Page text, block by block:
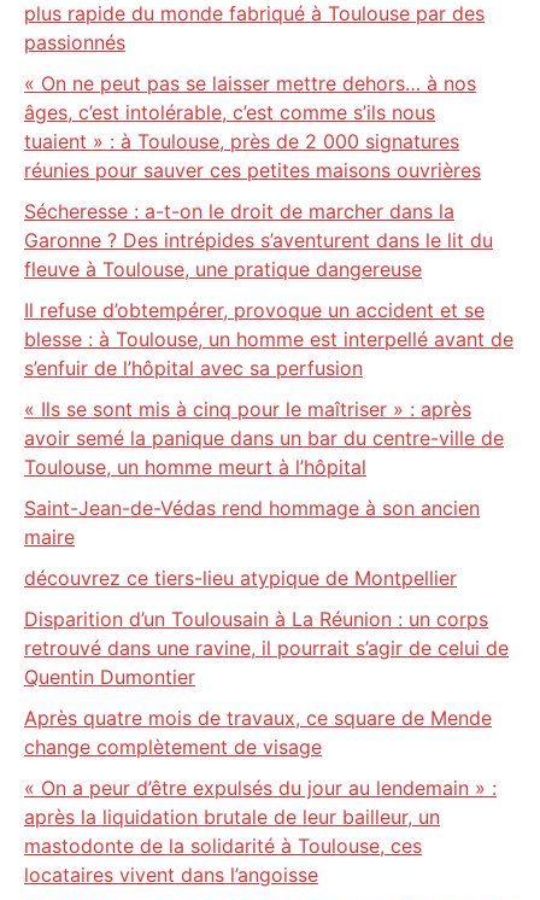
plus rapide du monde fabriqué à Toulouse par des
passionnés
« On ne peut pas se laisser mettre dehors… à nos
âges, c’est intolérable, c’est comme s’ils nous
tuaient » : à Toulouse, près de 2 000 signatures
réunies pour sauver ces petites maisons ouvrières
Sécheresse : a-t-on le droit de marcher dans la
Garonne ? Des intrépides s’aventurent dans le lit du
fleuve à Toulouse, une pratique dangereuse
Il refuse d’obtempérer, provoque un accident et se
blesse : à Toulouse, un homme est interpellé avant de
s’enfuir de l’hôpital avec sa perfusion
« Ils se sont mis à cinq pour le maîtriser » : après
avoir semé la panique dans un bar du centre-ville de
Toulouse, un homme meurt à l’hôpital
Saint-Jean-de-Védas rend hommage à son ancien
maire
découvrez ce tiers-lieu atypique de Montpellier
Disparition d’un Toulousain à La Réunion : un corps
retrouvé dans une ravine, il pourrait s’agir de celui de
Quentin Dumontier
Après quatre mois de travaux, ce square de Mende
change complètement de visage
« On a peur d’être expulsés du jour au lendemain » :
après la liquidation brutale de leur bailleur, un
mastodonte de la solidarité à Toulouse, ces
locataires vivent dans l’angoisse